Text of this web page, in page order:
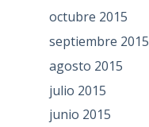
octubre 2015
septiembre 2015
agosto 2015
julio 2015
junio 2015